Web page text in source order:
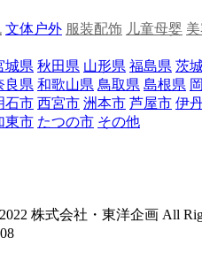
文体户外 服装配饰 儿童母婴
城県 秋田県 山形県 福島県 茨
良県 和歌山県 鳥取県 島根県
石市 西宮市 洲本市 芦屋市 伊
東市 たつの市 その他
株式会社・東洋企画 All